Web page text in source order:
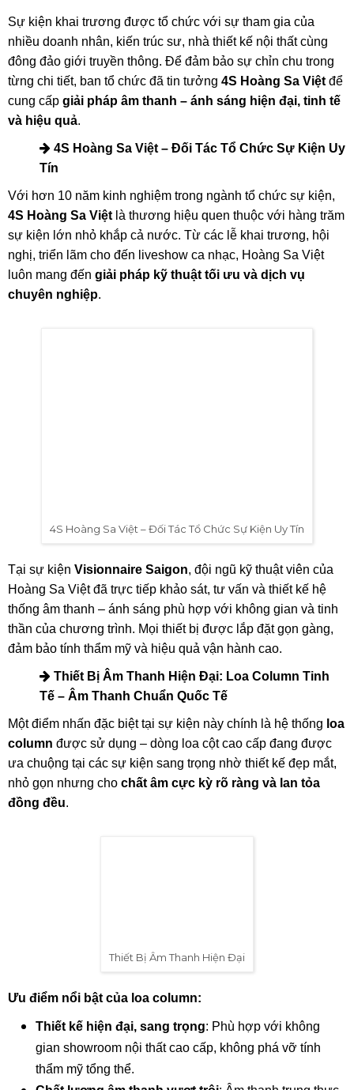
Sự kiện khai trương được tổ chức với sự tham gia của
nhiều doanh nhân, kiến trúc sư, nhà thiết kế nội thất cùng
đông đảo giới truyền thông. Để đảm bảo sự chỉn chu trong
từng chi tiết, ban tổ chức đã tin tưởng 4S Hoàng Sa Việt để
cung cấp giải pháp âm thanh – ánh sáng hiện đại, tinh tế
và hiệu quả.
4S Hoàng Sa Việt – Đối Tác Tổ Chức Sự Kiện Uy
Tín
Với hơn 10 năm kinh nghiệm trong ngành tổ chức sự kiện,
4S Hoàng Sa Việt là thương hiệu quen thuộc với hàng trăm
sự kiện lớn nhỏ khắp cả nước. Từ các lễ khai trương, hội
nghị, triển lãm cho đến liveshow ca nhạc, Hoàng Sa Việt
luôn mang đến giải pháp kỹ thuật tối ưu và dịch vụ
chuyên nghiệp.
4S Hoàng Sa Việt – Đối Tác Tổ Chức Sự Kiện Uy Tín
Tại sự kiệnVisionnaire Saigon, đội ngũ kỹ thuật viên của
Hoàng Sa Việt đã trực tiếp khảo sát, tư vấn và thiết kế hệ
thống âm thanh – ánh sáng phù hợp với không gian và tinh
thần của chương trình. Mọi thiết bị được lắp đặt gọn gàng,
đảm bảo tính thẩm mỹ và hiệu quả vận hành cao.